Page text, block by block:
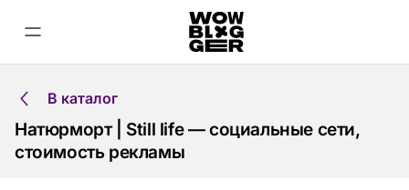
В каталог
Натюрморт | Still life — социальные сети,
стоимость рекламы